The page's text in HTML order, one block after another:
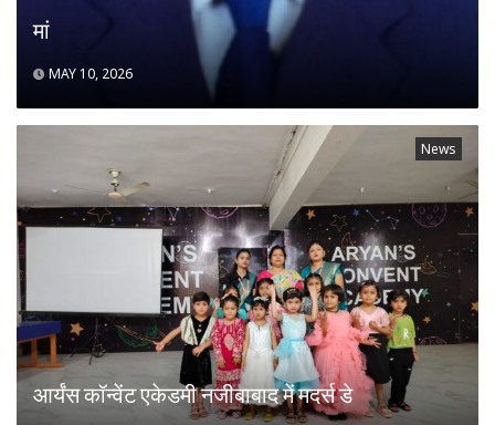
मां
MAY 10, 2026
News
आर्यंस कॉन्वेंट एकेडमी नजीबाबाद में मदर्स डे